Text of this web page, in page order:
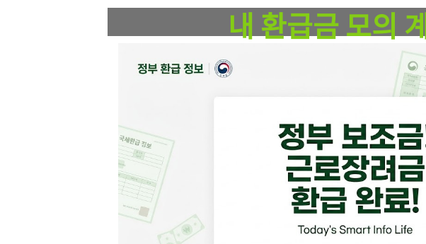
내 환급금 모의
열심히 일하는 서민을 위한 정부의 소득 지원
5월 31일 마감 임박! 자격 조건 요건 및 최대